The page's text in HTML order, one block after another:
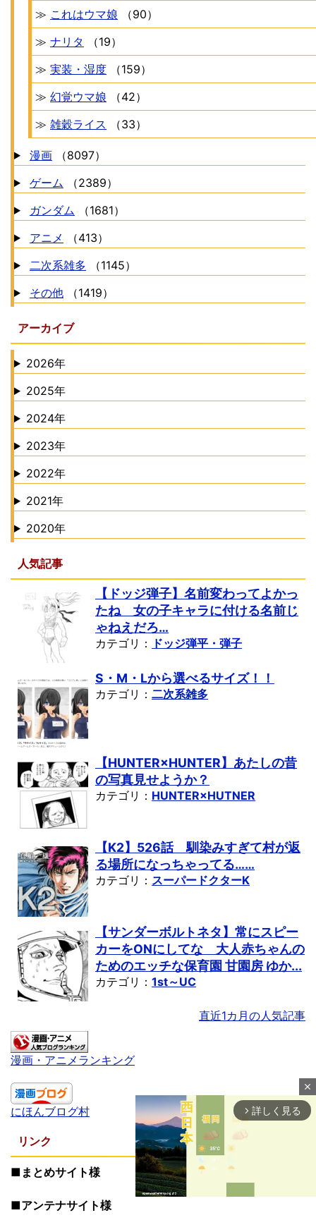
≫ これはウマ娘
（90）
≫ ナリタ
（19）
≫ 実装・湿度
（159）
≫ 幻覚ウマ娘
（42）
≫ 雑穀ライス （33）
漫画
（8097）
ゲーム
（2389）
ガンダム
（1681）
アニメ
（413）
二次系雑多
（1145）
その他
（1419）
アーカイブ
2026年
2025年
2024年
2023年
2022年
2021年
2020年
人気記事
【ドッジ弾子】名前変わってよかっ
たね 女の子キャラに付ける名前じ
ゃねえだろ…
カテゴリ： ドッジ弾平・弾子
S・M・Lから選べるサイズ！！
カテゴリ： 二次系雑多
【HUNTER×HUNTER】あたしの昔
の写真見せようか？
カテゴリ： HUNTER×HUTNER
【K2】526話 馴染みすぎて村が返
る場所になっちゃってる……
カテゴリ： スーパードクターK
【サンダーボルトネタ】常にスピー
カーをONにしてな 大人赤ちゃんの
ためのエッチな保育園 甘園房 ゆか...
カテゴリ： 1st～UC
直近1カ月の人気記事
漫画・アニメランキング
にほんブログ村
リンク
■まとめサイト様
■アンテナサイト様
close
arrow_forward_ios 詳しく見る